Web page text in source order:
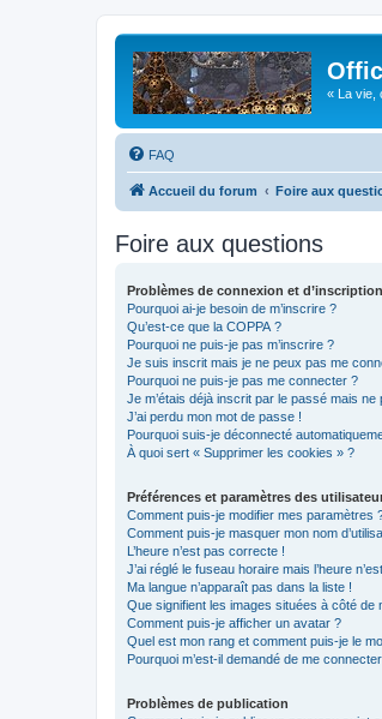
« La vie,
FAQ
Accueil du forum Foire aux
Foire aux questions
Problèmes de connexion et d’inscription
Pourquoi ai-je besoin de m’inscrire ?
Qu’est-ce que la COPPA ?
Pourquoi ne puis-je pas m’inscrire ?
Je suis inscrit mais je ne peux pas me
Pourquoi ne puis-je pas me connecter ?
Je m’étais déjà inscrit par le passé mais
J’ai perdu mon mot de passe !
Pourquoi suis-je déconnecté
À quoi sert « Supprimer les cookies » ?
Préférences et paramètres des
Comment puis-je modifier mes paramètres
Comment puis-je masquer mon nom
L’heure n’est pas correcte !
J’ai réglé le fuseau horaire mais l’heure
Ma langue n’apparaît pas dans la liste !
Que signifient les images situées à côté de
Comment puis-je afficher un avatar ?
Quel est mon rang et comment puis-je le
Pourquoi m’est-il demandé de me
Problèmes de publication